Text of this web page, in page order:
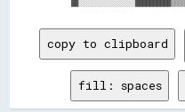
copy to clipboard
fill: spaces